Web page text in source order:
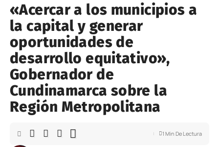
«Acercar a los municipios a
la capital y generar
oportunidades de
desarrollo equitativo»,
Gobernador de
Cundinamarca sobre la
Región Metropolitana
1 Min De Lectura